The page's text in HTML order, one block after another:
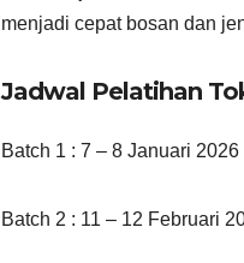
menjadi cepat bosan dan
Jadwal Pelatihan
Batch 1 : 7 – 8 Januari 2026
Batch 2 : 11 – 12 Februari